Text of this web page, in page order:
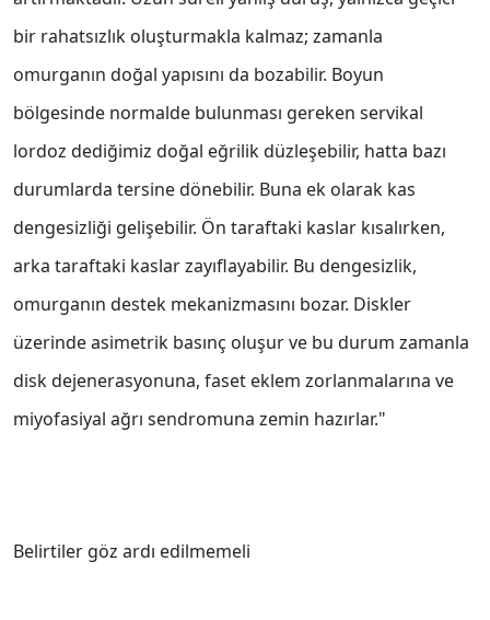
bir rahatsızlık oluşturmakla kalmaz; zamanla
omurganın doğal yapısını da bozabilir. Boyun
bölgesinde normalde bulunması gereken servikal
lordoz dediğimiz doğal eğrilik düzleşebilir, hatta bazı
durumlarda tersine dönebilir. Buna ek olarak kas
dengesizliği gelişebilir. Ön taraftaki kaslar kısalırken,
arka taraftaki kaslar zayıflayabilir. Bu dengesizlik,
omurganın destek mekanizmasını bozar. Diskler
üzerinde asimetrik basınç oluşur ve bu durum zamanla
disk dejenerasyonuna, faset eklem zorlanmalarına ve
miyofasiyal ağrı sendromuna zemin hazırlar."
Belirtiler göz ardı edilmemeli